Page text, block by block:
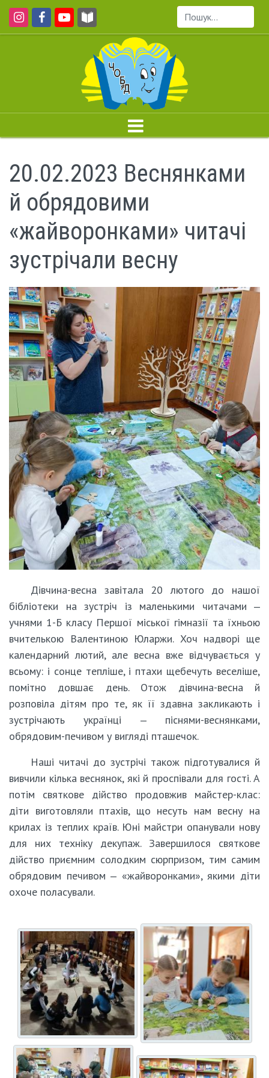
Пошук...
20.02.2023 Веснянками
й обрядовими
«жайворонками» читачі
зустрічали весну
Дівчина-весна завітала 20 лютого до нашої
бібліотеки на зустріч із маленькими читачами ‒
учнями 1-Б класу Першої міської гімназії та їхньою
вчителькою Валентиною Юларжи. Хоч надворі ще
календарний лютий, але весна вже відчувається у
всьому: і сонце тепліше, і птахи щебечуть веселіше,
помітно довшає день. Отож дівчина-весна й
розповіла дітям про те, як її здавна закликають і
зустрічають українці ‒ піснями-веснянками,
обрядовим-печивом у вигляді пташечок.
Наші читачі до зустрічі також підготувалися й
вивчили кілька веснянок, які й проспівали для гості. А
потім святкове дійство продовжив майстер-клас:
діти виготовляли птахів, що несуть нам весну на
крилах із теплих країв. Юні майстри опанували нову
для них техніку декупаж. Завершилося святкове
дійство приємним солодким сюрпризом, тим самим
обрядовим печивом ‒ «жайворонками», якими діти
охоче поласували.